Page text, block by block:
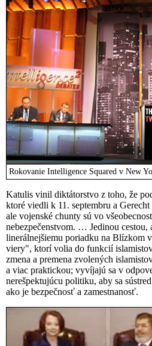
Rokovanie Intelligence Squared v New
Katulis vinil diktátorstvo z toho, že
ktoré viedli k 11. septembru a
ale vojenské chunty sú vo
nebezpečenstvom. … Jedinou cestou,
linerálnejšiemu poriadku na Blízkom
viery", ktorí volia do funkcií
zmena a premena zvolených
a viac praktickou; vyvíjajú sa v
nerešpektujúcu politiku, aby sa
ako je bezpečnosť a zamestnanosť.